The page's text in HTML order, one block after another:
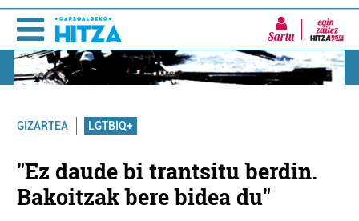
Sartu
GIZARTEA LGTBIQ+
"Ez daude bi trantsitu berdin.
Bakoitzak bere bidea du"